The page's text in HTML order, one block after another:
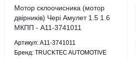
Мотор склоочисника (мотор
двірників) Чері Амулет 1.5 1.6
МКПП - A11-3741011
Артикул: A11-3741011
Брeнд: TRUCKTEC AUTOMOTIVE